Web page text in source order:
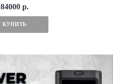
84000 р.
КУПИТЬ